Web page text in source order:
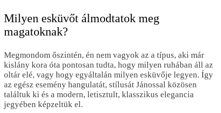
Milyen esküvőt álmodtatok meg
magatoknak?
Megmondom őszintén, én nem vagyok az a típus, aki már
kislány kora óta pontosan tudta, hogy milyen ruhában áll az
oltár elé, vagy hogy egyáltalán milyen esküvője legyen. Így
az egész esemény hangulatát, stílusát Jánossal közösen
találtuk ki és a modern, letisztult, klasszikus elegancia
jegyében képzeltük el.